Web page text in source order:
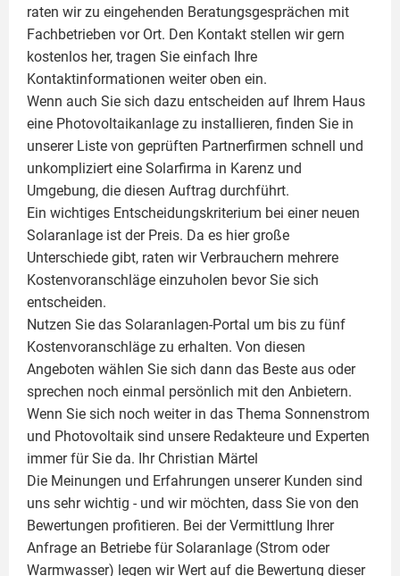
raten wir zu eingehenden Beratungsgesprächen mit
Fachbetrieben vor Ort. Den Kontakt stellen wir gern
kostenlos her, tragen Sie einfach Ihre
Kontaktinformationen weiter oben ein.
Wenn auch Sie sich dazu entscheiden auf Ihrem Haus
eine Photovoltaikanlage zu installieren, finden Sie in
unserer Liste von geprüften Partnerfirmen schnell und
unkompliziert eine Solarfirma in Karenz und
Umgebung, die diesen Auftrag durchführt.
Ein wichtiges Entscheidungskriterium bei einer neuen
Solaranlage ist der Preis. Da es hier große
Unterschiede gibt, raten wir Verbrauchern mehrere
Kostenvoranschläge einzuholen bevor Sie sich
entscheiden.
Nutzen Sie das Solaranlagen-Portal um bis zu fünf
Kostenvoranschläge zu erhalten. Von diesen
Angeboten wählen Sie sich dann das Beste aus oder
sprechen noch einmal persönlich mit den Anbietern.
Wenn Sie sich noch weiter in das Thema Sonnenstrom
und Photovoltaik sind unsere Redakteure und Experten
immer für Sie da. Ihr Christian Märtel
Die Meinungen und Erfahrungen unserer Kunden sind
uns sehr wichtig - und wir möchten, dass Sie von den
Bewertungen profitieren. Bei der Vermittlung Ihrer
Anfrage an Betriebe für Solaranlage (Strom oder
Warmwasser) legen wir Wert auf die Bewertung dieser